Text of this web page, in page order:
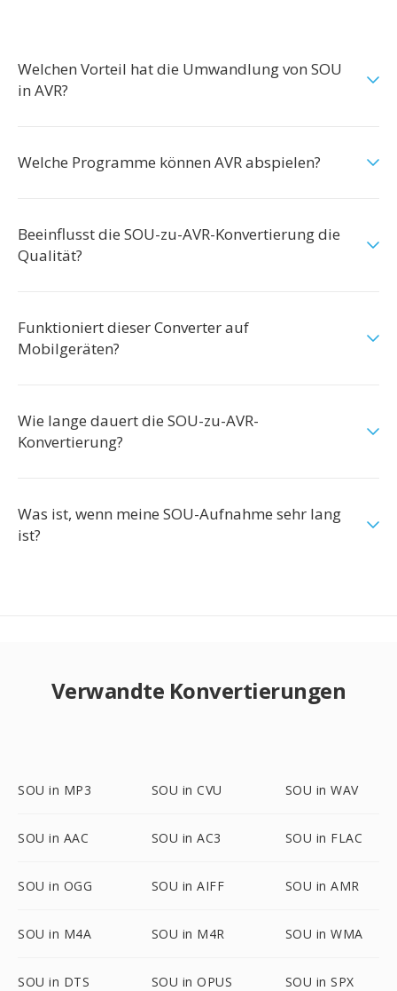
Welchen Vorteil hat die Umwandlung von SOU
in AVR?
Welche Programme können AVR abspielen?
Beeinflusst die SOU-zu-AVR-Konvertierung die
Qualität?
Funktioniert dieser Converter auf
Mobilgeräten?
Wie lange dauert die SOU-zu-AVR-
Konvertierung?
Was ist, wenn meine SOU-Aufnahme sehr lang
ist?
Verwandte Konvertierungen
SOU in MP3 SOU in CVU SOU in WAV
SOU in AAC SOU in AC3 SOU in FLAC
SOU in OGG SOU in AIFF SOU in AMR
SOU in M4A SOU in M4R SOU in WMA
SOU in DTS SOU in OPUS SOU in SPX